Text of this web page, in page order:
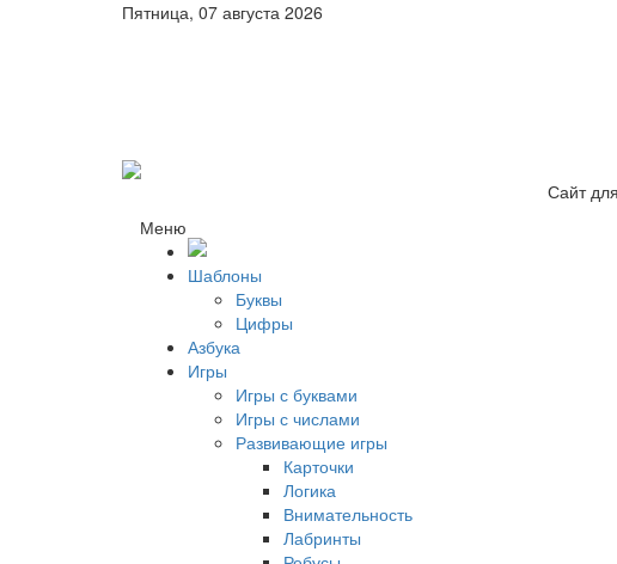
Пятница, 07 августа 2026
Сайт
Меню
Шаблоны
Буквы
Цифры
Азбука
Игры
Игры с буквами
Игры с числами
Развивающие игры
Карточки
Логика
Внимательность
Лабринты